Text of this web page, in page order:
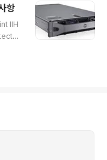
서 두개 사용 LAN과 SA
법은 1. Bulk Buy (Rack
항
IIH
이
묶
아